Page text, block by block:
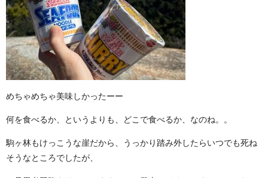
めちゃめちゃ美味しかったーー
何を食べるか、というよりも、どこで食べるか、なのね。。
駒ヶ林もけっこうな崖だから、うっかり踏み外したらいつでも死ね
そうなところでしたが、